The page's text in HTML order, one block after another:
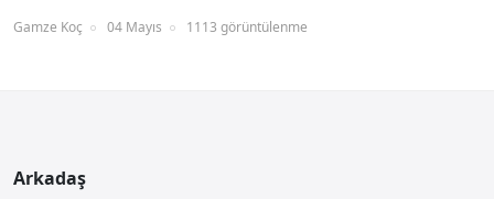
Gamze Koç 04 Mayıs 1113 görüntülenme
Arkadaş